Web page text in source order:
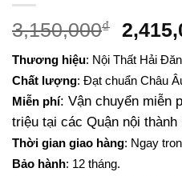
3,150,000₫
Giá
gốc
là:
Thương hiệu: Nội Thất Hải
Chất lượng: Đạt chuẩn Châu
Miễn phí: Vận chuyển miễn
triệu tại các Quận nội thành
Thời gian giao hàng: Ngay
Bảo hành: 12 tháng.